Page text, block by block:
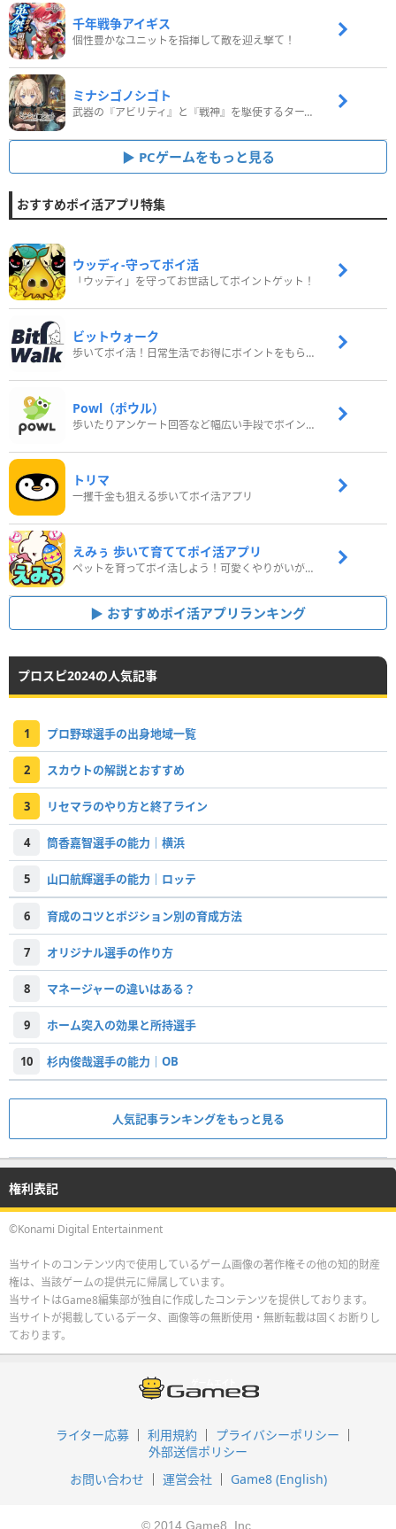
千年戦争アイギス
個性豊かなユニットを指揮して敵を迎え撃て！
ミナシゴノシゴト
武器の『アビリティ』と『戦神』を駆使するターン制コマンドバトルRPG！
PCゲームをもっと見る
おすすめポイ活アプリ特集
ウッディ‐守ってポイ活
「ウッディ」を守ってお世話してポイントゲット！
ビットウォーク
歩いてポイ活！日常生活でお得にポイントをもらおう
Powl（ポウル）
歩いたりアンケート回答など幅広い手段でポイントをゲット
トリマ
一攫千金も狙える歩いてポイ活アプリ
えみぅ 歩いて育ててポイ活アプリ
ペットを育ってポイ活しよう！可愛くやりがいがある新感覚アプリ
おすすめポイ活アプリランキング
プロスピ2024の人気記事
1 プロ野球選手の出身地域一覧
2 スカウトの解説とおすすめ
3 リセマラのやり方と終了ライン
4 筒香嘉智選手の能力｜横浜
5 山口航輝選手の能力｜ロッテ
6 育成のコツとポジション別の育成方法
7 オリジナル選手の作り方
8 マネージャーの違いはある？
9 ホーム突入の効果と所持選手
10 杉内俊哉選手の能力｜OB
人気記事ランキングをもっと見る
権利表記
©Konami Digital Entertainment
当サイトのコンテンツ内で使用しているゲーム画像の著作権その他の知的財産
権は、当該ゲームの提供元に帰属しています。
当サイトはGame8編集部が独自に作成したコンテンツを提供しております。
当サイトが掲載しているデータ、画像等の無断使用・無断転載は固くお断りし
ております。
ライター応募 利用規約
プライバシーポリシー
外部送信ポリシー
お問い合わせ
運営会社 Game8 (English)
© 2014 Game8, Inc.